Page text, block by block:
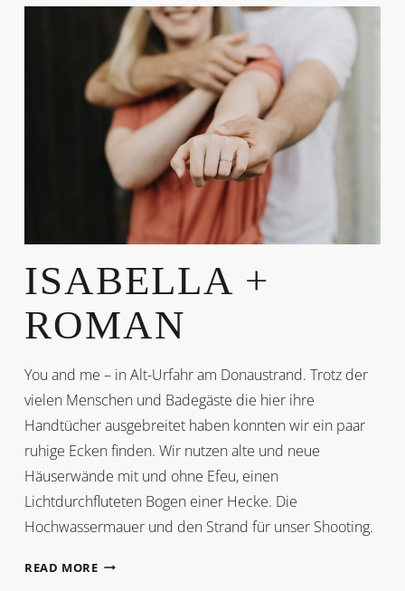
ISABELLA +
ROMAN
You and me – in Alt-Urfahr am Donaustrand. Trotz der
vielen Menschen und Badegäste die hier ihre
Handtücher ausgebreitet haben konnten wir ein paar
ruhige Ecken finden. Wir nutzen alte und neue
Häuserwände mit und ohne Efeu, einen
Lichtdurchfluteten Bogen einer Hecke. Die
Hochwassermauer und den Strand für unser Shooting.
READ MOREISABELLA